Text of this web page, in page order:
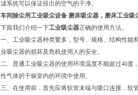
滤系统可以保证排出的空气的干净。
车间除尘用工业吸尘设备 磨床吸尘器，磨床工业吸
下面我们介绍一下工业吸尘器正确的使用方法。
一、工业吸尘器种类繁多，型号、规格、结构性能
业吸尘器的损坏及危机使用人的安全。
二、普通工业吸尘器的使用环境温度不能超过40度
性气体的干燥室内的环境中使用。
三、在使用前，首先应将软管末端与吸口连接，软